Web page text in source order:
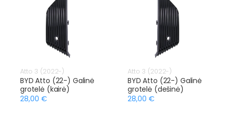
Atto 3 (2022-)
BYD Atto (22-) Galinė
grotelė (kairė)
28,00 €
Atto 3 (2022-)
BYD Atto (22-) Galinė
grotelė (dešinė)
28,00 €